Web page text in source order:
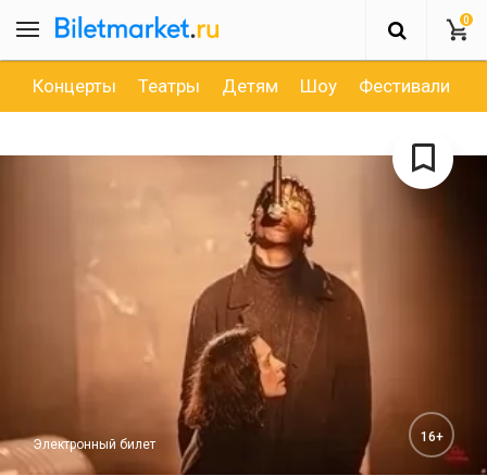
0
Концерты Театры Детям Шоу Фестивали
Электронный билет 16+